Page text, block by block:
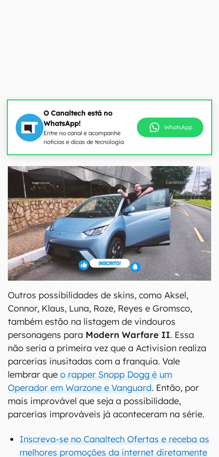
O Canaltech está no
WhatsApp!
Entre no canal e acompanhe
notícias e dicas de tecnologia
WhatsApp
Outros possibilidades de skins, como Aksel,
Connor, Klaus, Luna, Roze, Reyes e Gromsco,
também estão na listagem de vindouros
personagens para Modern Warfare II. Essa
não seria a primeira vez que a Activision realiza
parcerias inusitadas com a franquia. Vale
lembrar que o rapper Snopp Dogg é um
Operador em Warzone e Vanguard. Então, por
mais improvável que seja a possibilidade,
parcerias improváveis já aconteceram na série.
Inscreva-se no Canaltech Ofertas e receba as
melhores promoções da internet diretamente